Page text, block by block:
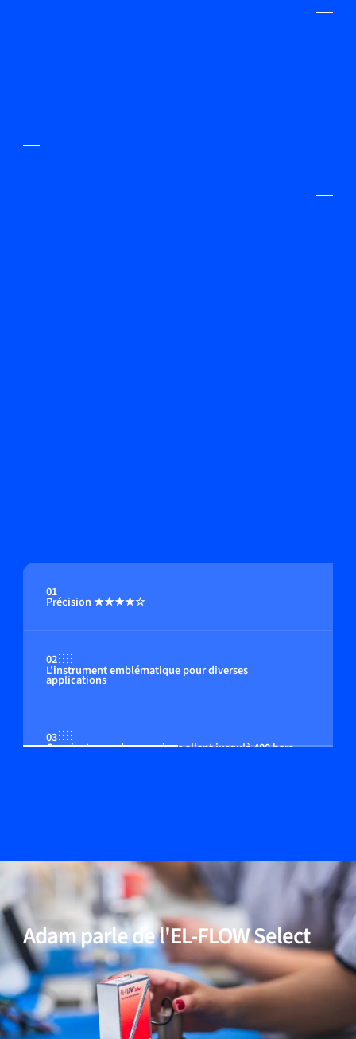
01
Précision ★★★★☆
02
L'instrument emblématique pour diverses
applications
03
Convient pour des pressions allant jusqu'à 400 bars
Incl. modèles pour des applications à haute pureté et
faible ΔP
06
Des performances éprouvées
Adam parle de l'EL-FLOW Select